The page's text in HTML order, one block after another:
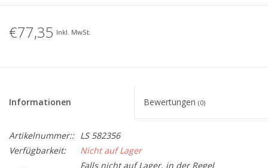
€77,35 Inkl. MwSt.
Informationen Bewertungen (0)
Artikelnummer:: LS 582356
Verfügbarkeit:
Nicht auf Lager
Falls nicht auf Lager, in der Regel